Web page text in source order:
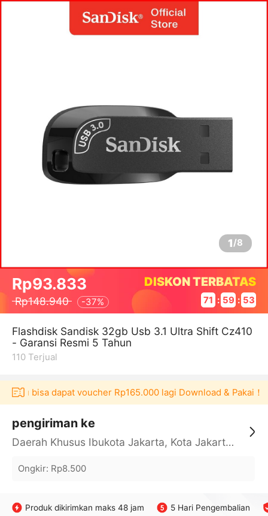
1/8
Rp93.833
Rp148.940 -37%
DISKON TERBATAS
71 : 59 : 53
Flashdisk Sandisk 32gb Usb 3.1 Ultra Shift Cz410
- Garansi Resmi 5 Tahun
110 Terjual
bisa dapat voucher Rp165.000 lagi Download & Pakai！
pengiriman ke
Daerah Khusus Ibukota Jakarta, Kota Jakarta Barat, Cengkareng, yy
Ongkir: Rp8.500
Produk dikirimkan maks 48 jam 5 Hari Pengembalian